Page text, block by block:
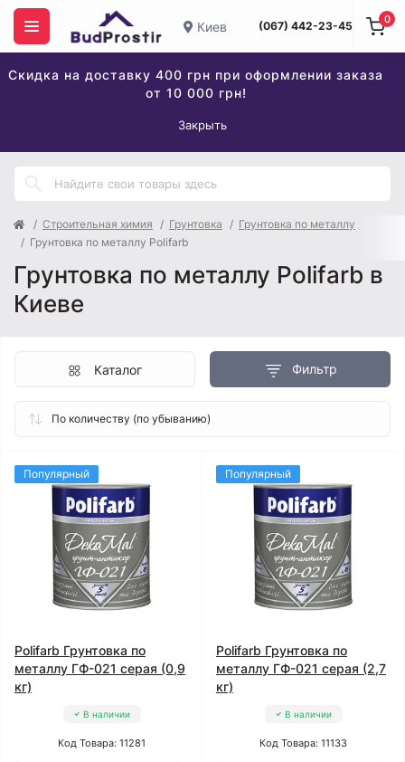
Киев (067) 442-23-45
Скидка на доставку 400 грн при оформлении заказа
от 10 000 грн!
Закрыть
0
Строительная химия Грунтовка
Грунтовка по металлу
Грунтовка по металлу Polifarb
Грунтовка по металлу Polifarb в
Киеве
Фильтр
Каталог
Популярный
Polifarb Грунтовка по
металлу ГФ-021 серая (0,9
кг)
В наличии
Код Товара: 11281
Популярный
Polifarb Грунтовка по
металлу ГФ-021 серая (2,7
кг)
В наличии
Код Товара: 11133